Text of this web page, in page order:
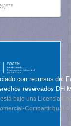
con recursos del
reservados DH
está bajo una Licencia
CompartirIgual